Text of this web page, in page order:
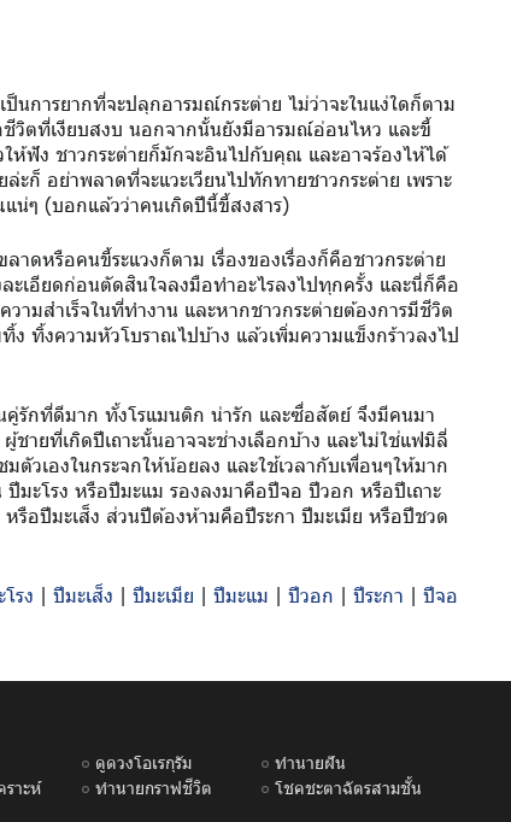
ป็นการยากที่จะปลุกอารมณ์กระต่าย ไม่ว่าจะในแง่ใดก็ตาม
ชีวิตที่เงียบสงบ นอกจากนั้นยังมีอารมณ์อ่อนไหว และขี้
ห้ฟัง ชาวกระต่ายก็มักจะอินไปกับคุณ และอาจร้องไห้ได้
ก็ อย่าพลาดที่จะแวะเวียนไปทักทายชาวกระต่าย เพราะ
น่ๆ (บอกแล้วว่าคนเกิดปีนี้ขี้สงสาร)
าดหรือคนขี้ระแวงก็ตาม เรื่องของเรื่องก็คือชาวกระต่าย
ะเอียดก่อนตัดสินใจลงมือทำอะไรลงไปทุกครั้ง และนี่ก็คือ
ามสำเร็จในที่ทำงาน และหากชาวกระต่ายต้องการมีชีวิต
ทิ้งความหัวโบราณไปบ้าง แล้วเพิ่มความแข็งกร้าวลงไป
คู่รักที่ดีมาก ทั้งโรแมนติก น่ารัก และซื่อสัตย์ จึงมีคนมา
ชายที่เกิดปีเถาะนั้นอาจจะช่างเลือกบ้าง และไม่ใช่แฟมิลี่
ตัวเองในกระจกให้น้อยลง และใช้เวลากับเพื่อนๆให้มาก
ะโรง หรือปีมะแม รองลงมาคือปีจอ ปีวอก หรือปีเถาะ
อปีมะเส็ง ส่วนปีต้องห้ามคือปีระกา ปีมะเมีย หรือปีชวด
รง | ปีมะเส็ง | ปีมะเมีย | ปีมะแม | ปีวอก | ปีระกา | ปีจอ
ดูดวงโอเรกุรัม
ทำนายฝัน
ราะห์ ทำนายกราฟชีวิต โชคชะตาฉัตรสามชั้น